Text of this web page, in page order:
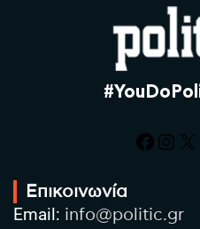
X
Επικοινωνία
Email: info@politic.gr